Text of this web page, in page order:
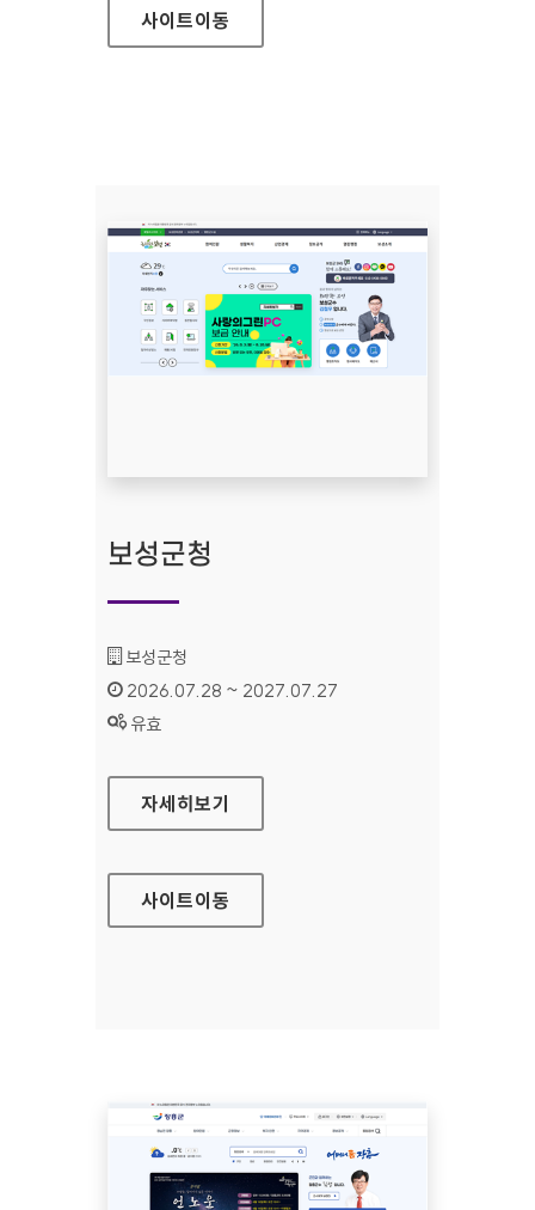
사이트이동
보성군청
기관명 :
보성군청
인증기간 :
2026.07.28 ~ 2027.07.27
상태 :
유효
보성군청
자세히보기
사이트이동